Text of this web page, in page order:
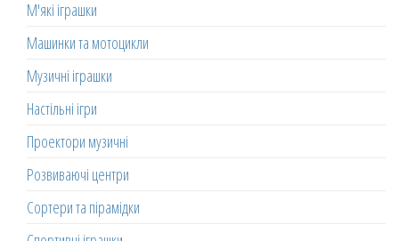
М'які іграшки
Машинки та мотоцикли
Музичні іграшки
Настільні ігри
Проектори музичні
Розвиваючі центри
Сортери та пірамідки